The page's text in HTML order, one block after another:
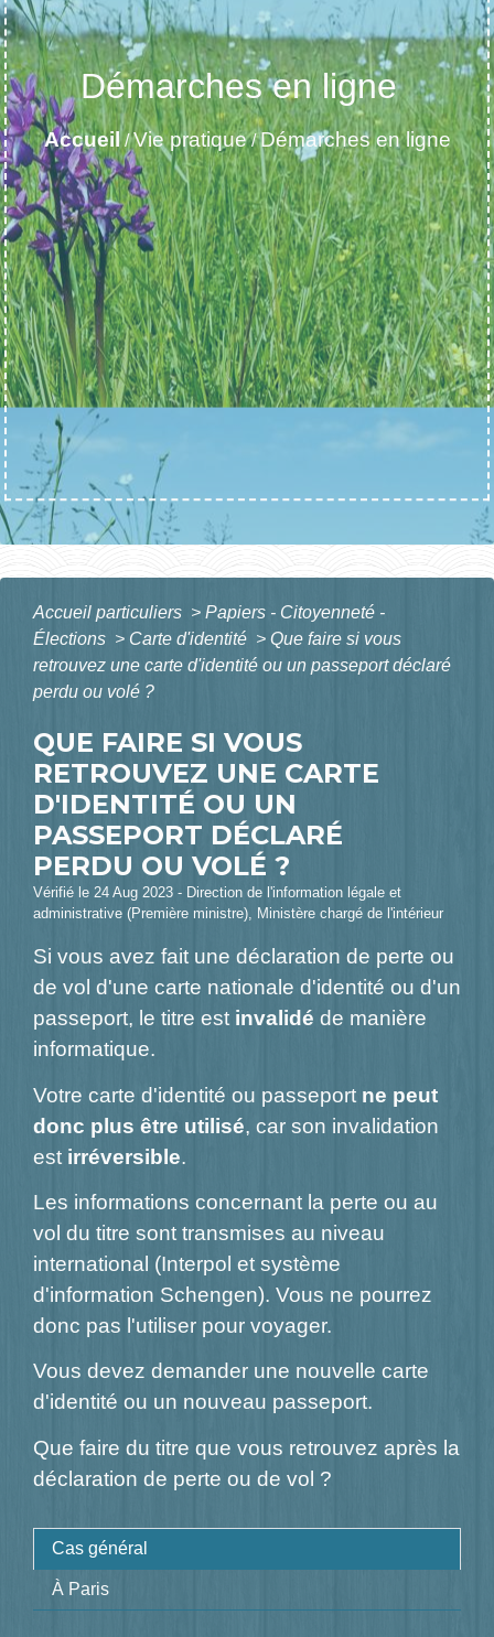
Démarches en ligne
Accueil /Vie pratique/Démarches en ligne
Accueil particuliers > Papiers - Citoyenneté -
Élections > Carte d'identité > Que faire si vous
retrouvez une carte d'identité ou un passeport déclaré
perdu ou volé ?
QUE FAIRE SI VOUS
RETROUVEZ UNE CARTE
D'IDENTITÉ OU UN
PASSEPORT DÉCLARÉ
PERDU OU VOLÉ ?
Vérifié le 24 Aug 2023 - Direction de l'information légale et
administrative (Première ministre), Ministère chargé de l'intérieur
Si vous avez fait une déclaration de perte ou
de vol d'une carte nationale d'identité ou d'un
passeport, le titre est invalidé de manière
informatique.
Votre carte d'identité ou passeport ne peut
donc plus être utilisé, car son invalidation
est irréversible.
Les informations concernant la perte ou au
vol du titre sont transmises au niveau
international (Interpol et système
d'information Schengen). Vous ne pourrez
donc pas l'utiliser pour voyager.
Vous devez demander une nouvelle carte
d'identité ou un nouveau passeport.
Que faire du titre que vous retrouvez après la
déclaration de perte ou de vol ?
Cas général
À Paris